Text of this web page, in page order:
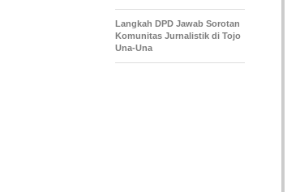
Langkah DPD Jawab Sorotan
Komunitas Jurnalistik di Tojo
Una-Una